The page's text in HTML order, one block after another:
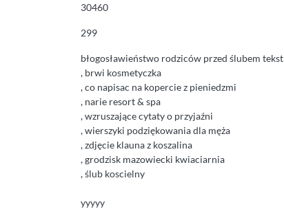
30460
299
błogosławieństwo rodziców przed ślubem tekst
, brwi kosmetyczka
, co napisac na kopercie z pieniedzmi
, narie resort & spa
, wzruszające cytaty o przyjaźni
, wierszyki podziękowania dla męża
, zdjęcie klauna z koszalina
, grodzisk mazowiecki kwiaciarnia
, ślub koscielny
yyyyy